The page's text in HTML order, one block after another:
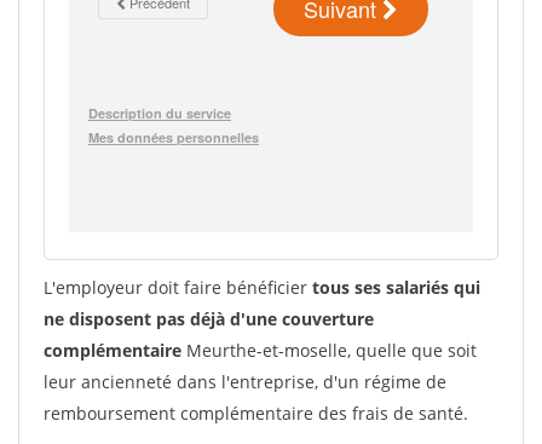
L'employeur doit faire bénéficier tous ses salariés qui
ne disposent pas déjà d'une couverture
complémentaire Meurthe-et-moselle, quelle que soit
leur ancienneté dans l'entreprise, d'un régime de
remboursement complémentaire des frais de santé.